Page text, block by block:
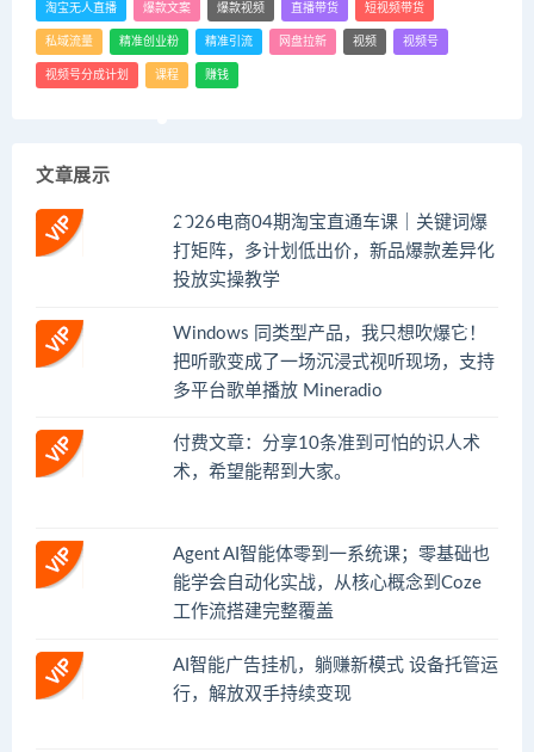
淘宝无人直播 爆款文案 爆款视频 直播带货 短视频带货
私域流量 精准创业粉 精准引流 网盘拉新 视频 视频号
视频号分成计划 课程 赚钱
文章展示
2026电商04期淘宝直通车课｜关键词爆
打矩阵，多计划低出价，新品爆款差异化
投放实操教学
Windows 同类型产品，我只想吹爆它！
把听歌变成了一场沉浸式视听现场，支持
多平台歌单播放 Mineradio
付费文章：分享10条准到可怕的识人术
术，希望能帮到大家。
Agent AI智能体零到一系统课；零基础也
能学会自动化实战，从核心概念到Coze
工作流搭建完整覆盖
AI智能广告挂机，躺赚新模式 设备托管运
行，解放双手持续变现